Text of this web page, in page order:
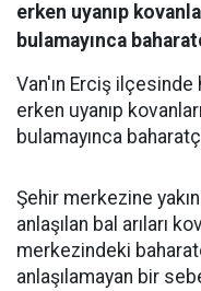
erken uyanıp
bulamayınca
Van'ın Erciş ilçesinde
erken uyanıp
bulamayınca
Şehir merkezine
anlaşılan bal arıları
merkezindeki
anlaşılamayan bir